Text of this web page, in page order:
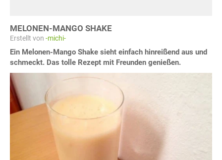
MELONEN-MANGO SHAKE
Erstellt von -michi-
Ein Melonen-Mango Shake sieht einfach hinreißend aus und
schmeckt. Das tolle Rezept mit Freunden genießen.